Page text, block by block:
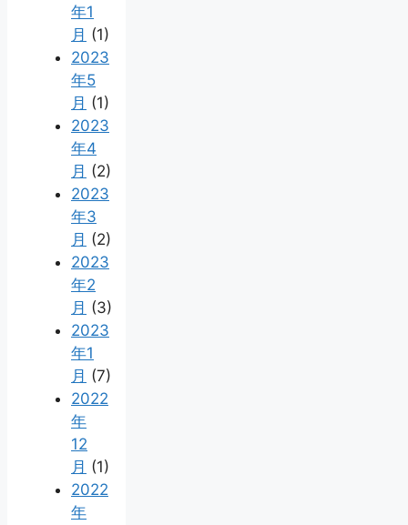
年1
月 (1)
2023
年5
月 (1)
2023
年4
月 (2)
2023
年3
月 (2)
2023
年2
月 (3)
2023
年1
月 (7)
2022
年
12
月 (1)
2022
年